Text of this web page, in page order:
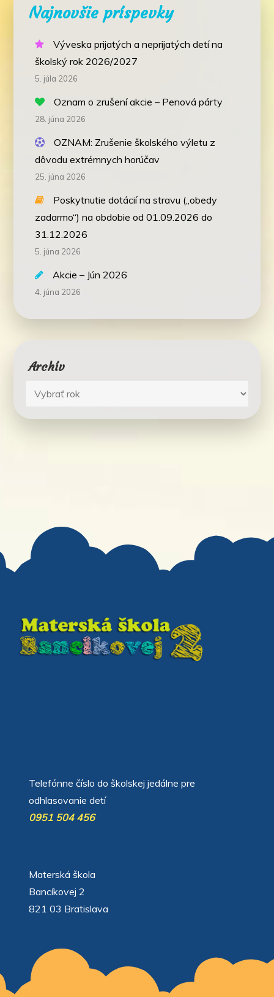
Najnovšie príspevky
Výveska prijatých a neprijatých detí na
školský rok 2026/2027
5. júla 2026
Oznam o zrušení akcie – Penová párty
28. júna 2026
OZNAM: Zrušenie školského výletu z
dôvodu extrémnych horúčav
25. júna 2026
Poskytnutie dotácií na stravu („obedy
zadarmo“) na obdobie od 01.09.2026 do
31.12.2026
5. júna 2026
Akcie – Jún 2026
4. júna 2026
Archív
Archív
Telefónne číslo do školskej jedálne pre
odhlasovanie detí
0951 504 456
Materská škola
Bancíkovej 2
821 03 Bratislava